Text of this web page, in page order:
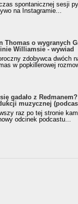
spontanicznej sesji
na Instagramie...
Thomas o wygranych
Williamsie - wywiad
zdobywca dwóch
w popkillerowej
gadało z
muzycznej
raz po tej stronie
odcinek podcastu...